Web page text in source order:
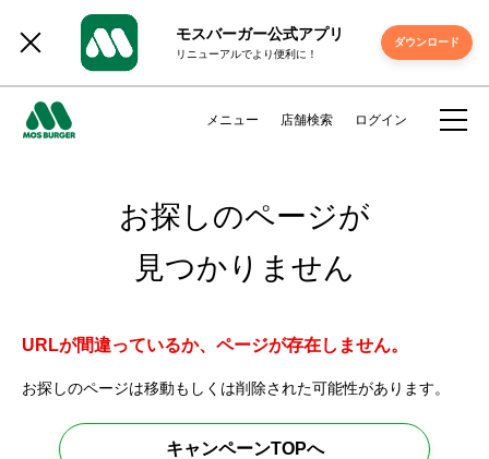
モスバーガー公式アプリ
リニューアルでより便利に！
ダウンロード
メニュー 店舗検索 ログイン
お探しのページが
見つかりません
URLが間違っているか、ページが存在しません。
お探しのページは移動もしくは削除された可能性があります。
キャンペーンTOPへ